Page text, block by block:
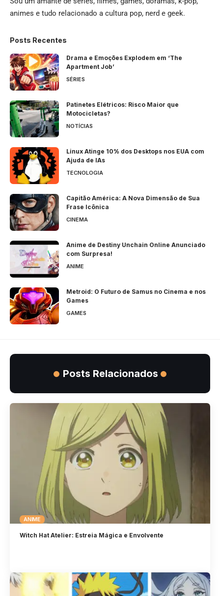
animes e tudo relacionado a cultura pop, nerd e geek.
Posts Recentes
Drama e Emoções Explodem em ‘The
Apartment Job’
SÉRIES
Patinetes Elétricos: Risco Maior que
Motocicletas?
NOTÍCIAS
Linux Atinge 10% dos Desktops nos EUA com
Ajuda de IAs
TECNOLOGIA
Capitão América: A Nova Dimensão de Sua
Frase Icônica
CINEMA
Anime de Destiny Unchain Online Anunciado
com Surpresa!
ANIME
Metroid: O Futuro de Samus no Cinema e nos
Games
GAMES
Posts Relacionados
ANIME
Witch Hat Atelier: Estreia Mágica e Envolvente